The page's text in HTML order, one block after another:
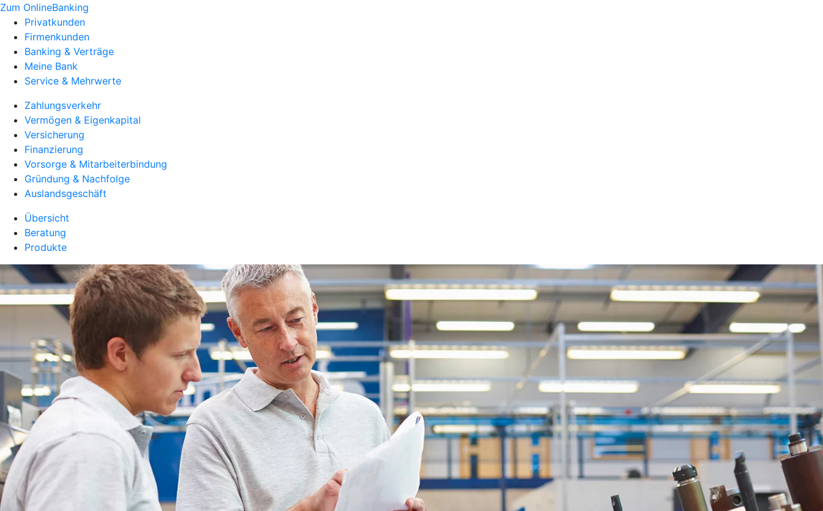
Zum OnlineBanking
Privatkunden
Firmenkunden
Banking & Verträge
Meine Bank
Service & Mehrwerte
Zahlungsverkehr
Vermögen & Eigenkapital
Versicherung
Finanzierung
Vorsorge & Mitarbeiterbindung
Gründung & Nachfolge
Auslandsgeschäft
Übersicht
Beratung
Produkte